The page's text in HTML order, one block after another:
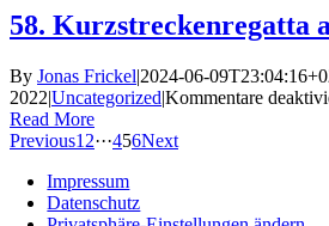
58. Kurzstreckenregatta
By Jonas Frickel|2024-06-
2022|Uncategorized|Kommentare
Read More
Previous1 2···456Next
Impressum
Datenschutz